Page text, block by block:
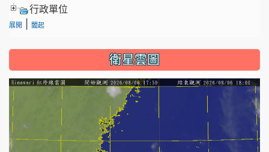
行政單位
展開 闔起
衛星雲圖